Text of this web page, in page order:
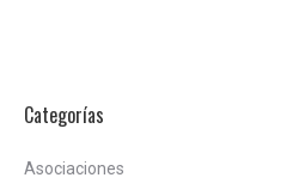
Categorías
Asociaciones